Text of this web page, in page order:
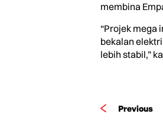
membina
“Projek mega
bekalan
lebih stabil,”
Previous